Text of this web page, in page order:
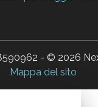
- © 2026
Mappa del sito